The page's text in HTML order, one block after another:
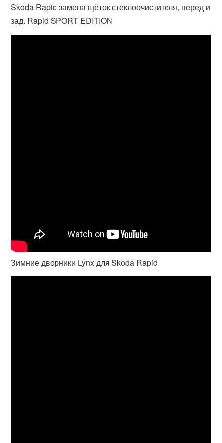
Skoda Rapid замена щёток стеклоочистителя, перед и
зад. Rapid SPORT EDITION
Зимние дворники Lynx для Skoda Rapid